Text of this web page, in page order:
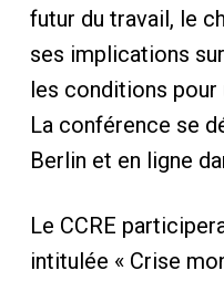
futur du travail, le
ses implications
les conditions
La conférence se
Berlin et en ligne
Le CCRE
intitulée « Crise